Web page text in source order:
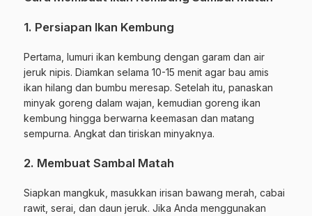
1. Persiapan Ikan Kembung
Pertama, lumuri ikan kembung dengan garam dan air
jeruk nipis. Diamkan selama 10-15 menit agar bau amis
ikan hilang dan bumbu meresap. Setelah itu, panaskan
minyak goreng dalam wajan, kemudian goreng ikan
kembung hingga berwarna keemasan dan matang
sempurna. Angkat dan tiriskan minyaknya.
2. Membuat Sambal Matah
Siapkan mangkuk, masukkan irisan bawang merah, cabai
rawit, serai, dan daun jeruk. Jika Anda menggunakan